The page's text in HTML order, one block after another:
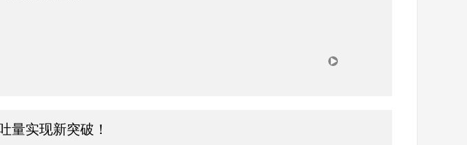
量实现新突破！